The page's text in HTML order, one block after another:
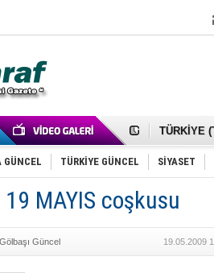
RIZA
TÜRKİYE
SPOR
Mikail
RECEP
Gölbaşı
GÜNCEL TÜRKİYE GÜNCEL SİYASET
19 MAYIS coşkusu
Gölbaşı Güncel 19.05.2009